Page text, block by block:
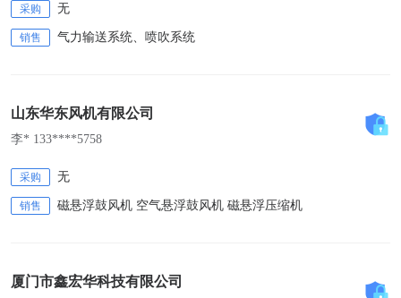
采购 无
销售 气力输送系统、喷吹系统
山东华东风机有限公司
李* 133****5758
采购 无
销售 磁悬浮鼓风机 空气悬浮鼓风机 磁悬浮压缩机
厦门市鑫宏华科技有限公司